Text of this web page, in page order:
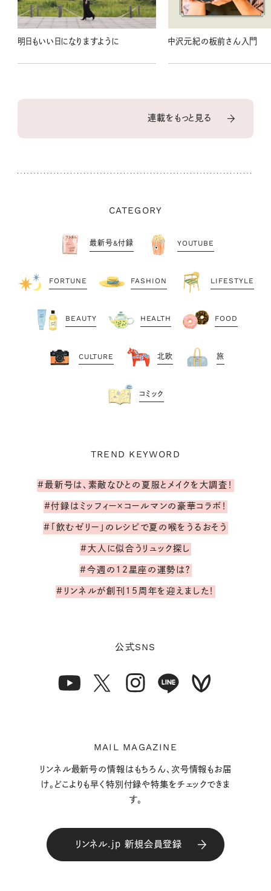
明日もいい日になりますように 中沢元紀の板前さん入門
連載をもっと見る
CATEGORY
最新号&付録 YOUTUBE
FORTUNE FASHION LIFESTYLE
BEAUTY HEALTH FOOD
CULTURE 北欧 旅
コミック
TREND KEYWORD
#最新号は、素敵なひとの夏服とメイクを大調査！
#付録はミッフィー×コールマンの豪華コラボ！
#「飲むゼリー」のレシピで夏の喉をうるおそう
#大人に似合うリュック探し
#今週の12星座の運勢は？
#リンネルが創刊15周年を迎えました！
公式SNS
MAIL MAGAZINE
リンネル最新号の情報はもちろん、次号情報もお届
け。どこよりも早く特別付録や特集をチェックできま
す。
リンネル.jp 新規会員登録